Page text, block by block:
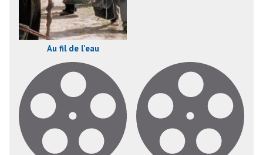
Au fil de l'eau